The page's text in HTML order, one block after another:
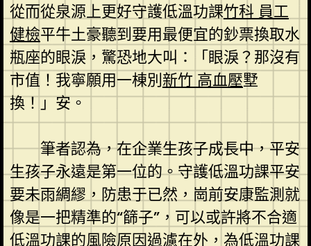
從而從泉源上更好守護低溫功課竹科 員工
健檢平牛土豪聽到要用最便宜的鈔票換取水
瓶座的眼淚，驚恐地大叫：「眼淚？那沒有
市值！我寧願用一棟別新竹 高血壓墅
換！」安。
筆者認為，在企業生孩子成長中，平安
生孩子永遠是第一位的。守護低溫功課平安
要未雨綢繆，防患于已然，崗前安康監測就
像是一把精準的“篩子”，可以或許將不合適
低溫功課的風險原因過濾在外，為低溫功課